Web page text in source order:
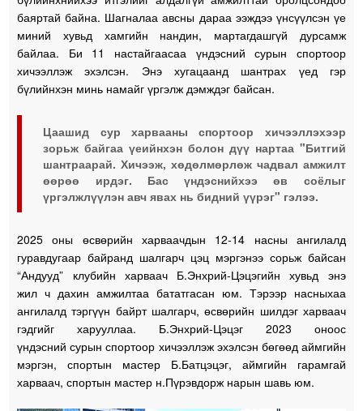
баяртай байна. Шагналаа авсны дараа ээждээ үнсүүлсэн үе
миний хувьд хамгийн нандин, мартагдашгүй дурсамж
байлаа. Би 11 настайгаасаа үндэсний сурын спортоор
хичээллэж эхэлсэн. Энэ хугацаанд шантрах үед гэр
бүлийнхэн минь намайг үргэлж дэмждэг байсан.
Цаашид сур харвааны спортоор хичээллэхээр
зорьж байгаа үеийнхэн болон дүү нартаа "Битгий
шантраарай. Хичээж, хөдөлмөрлөж чадвал амжилт
өөрөө ирдэг. Бас үндэснийхээ өв соёлыг
үргэлжлүүлэн авч явах нь бидний үүрэг" гэлээ.
2025 оны өсвөрийн харваачдын 12-14 насны ангилалд
гуравдугаар байранд шалгарч цэц мэргэнээ сорьж байсан
“Андууд” клубийн харваач Б.Энхрий-Цэцэгийн хувьд энэ
жил ч дахин амжилтаа бататгасан юм. Тэрээр насныхаа
ангилалд тэргүүн байрт шалгарч, өсвөрийн шилдэг харваач
гэдгийг харууллаа. Б.Энхрий-Цэцэг 2023 оноос
үндэсний сурын спортоор хичээллэж эхэлсэн бөгөөд аймгийн
мэргэн, спортын мастер Б.Батцэцэг, аймгийн гарамгай
харваач, спортын мастер н.Пүрэвдорж нарын шавь юм.